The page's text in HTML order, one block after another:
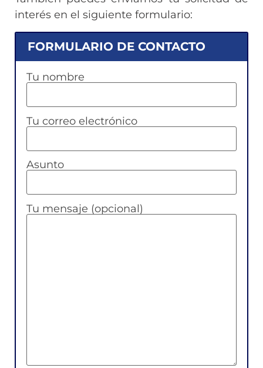
interés en el siguiente formulario:
FORMULARIO DE CONTACTO
Tu nombre
Tu correo electrónico
Asunto
Tu mensaje (opcional)